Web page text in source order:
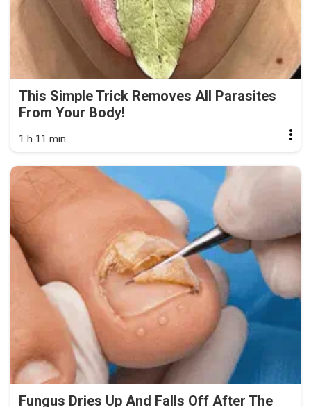
This Simple Trick Removes All Parasites
From Your Body!
1 h 11 min
Fungus Dries Up And Falls Off After The